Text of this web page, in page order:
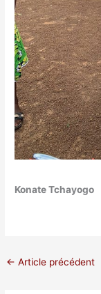
Konate Tchayogo
← Article précédent